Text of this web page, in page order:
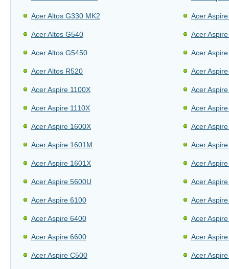
Acer Altos G330 MK2
Acer Altos G540
Acer Altos G5450
Acer Altos R520
Acer Aspire 1100X
Acer Aspire 1110X
Acer Aspire 1600X
Acer Aspire 1601M
Acer Aspire 1601X
Acer Aspire 5600U
Acer Aspire 6100
Acer Aspire 6400
Acer Aspire 6600
Acer Aspire C500
Acer
Acer
Acer
Acer
Acer
Acer
Acer
Acer
Acer
Acer
Acer
Acer
Acer
Acer